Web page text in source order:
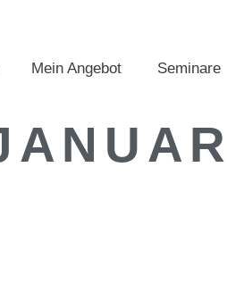
Mein Angebot Seminare